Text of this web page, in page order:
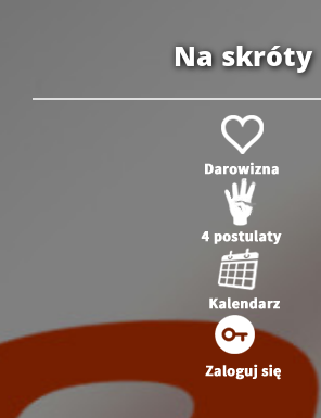
Na skróty